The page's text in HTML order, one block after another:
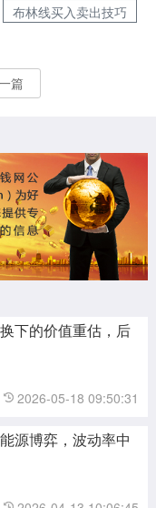
布林线买入卖出技巧
篇
下的价值重估，后
2026-05-18 09:50:31
源博弈，波动率中